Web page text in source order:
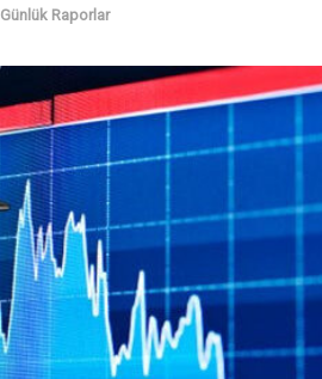
Günlük Raporlar